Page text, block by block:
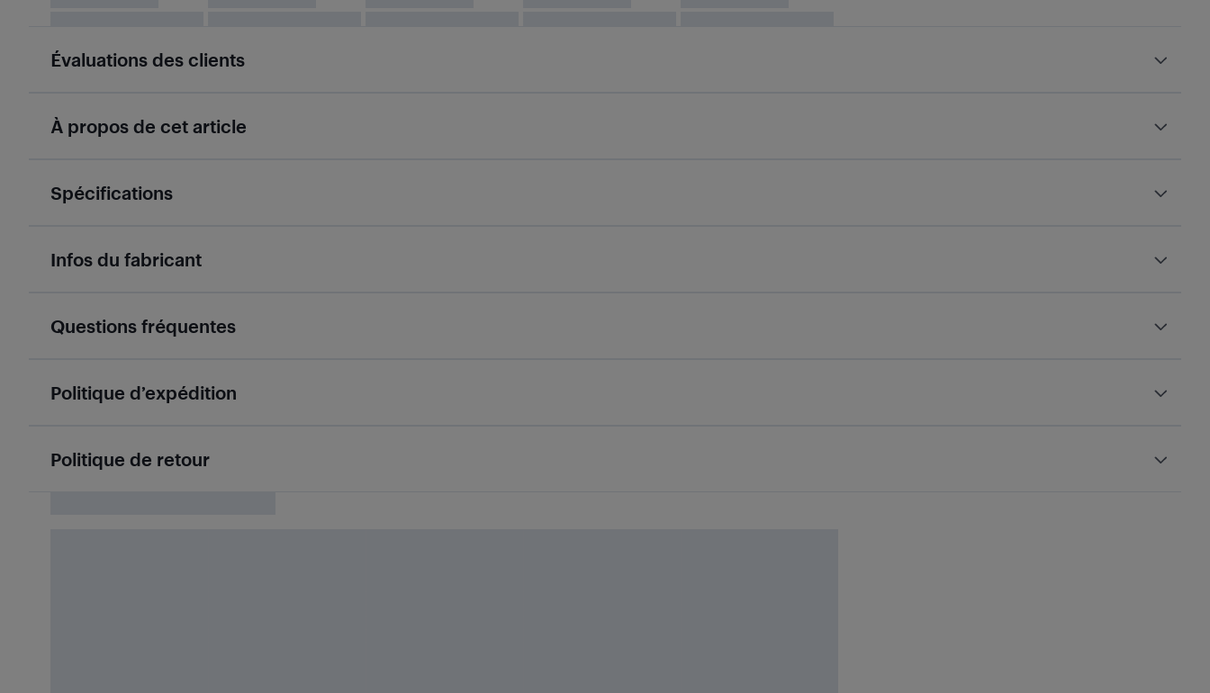
Évaluations des clients
À propos de cet article
Spécifications
Infos du fabricant
Questions fréquentes
Politique d’expédition
Politique de retour